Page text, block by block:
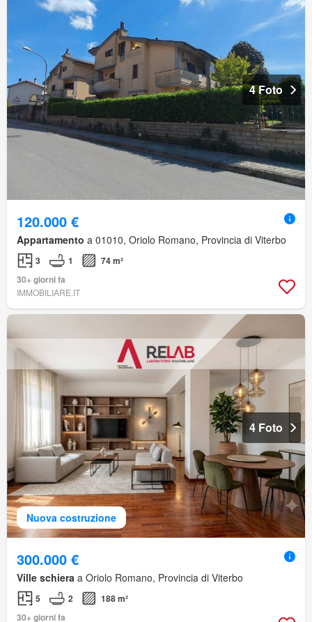
4 Foto
120.000 €
Appartamento a 01010, Oriolo Romano, Provincia di Viterbo
3 1
74 m²
30+ giorni fa
IMMOBILIARE.IT
Nuova costruzione
4 Foto
300.000 €
Ville schiera a Oriolo Romano, Provincia di Viterbo
5 2
188 m²
30+ giorni fa